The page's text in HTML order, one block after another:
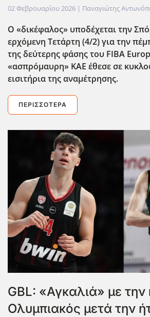
02 Φεβρουαρίου 2026 | Παναγιώτης
Ο «δικέφαλος» υποδέχεται την
ερχόμενη Τετάρτη (4/2) για την
της δεύτερης φάσης του FIBA
«ασπρόμαυρη» ΚΑΕ έθεσε σε
εισιτήρια της αναμέτρησης.
ΠΕΡΙΣΣΌΤΕΡΑ
GBL: «Αγκαλιά» με
Ολυμπιακός μετά την